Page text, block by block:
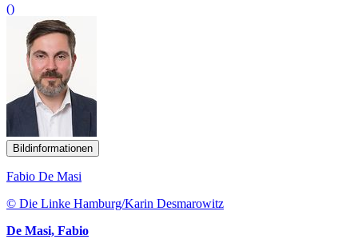
()
Bildinformationen
Fabio De Masi
© Die Linke Hamburg/Karin Desmarowitz
De Masi, Fabio